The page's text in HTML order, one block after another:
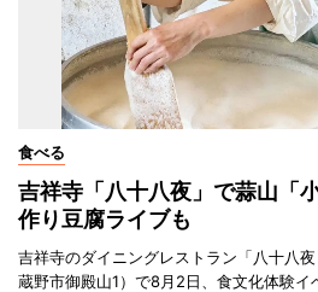
食べる
吉祥寺「八十八夜」で蒜山「
作り豆腐ライブも
吉祥寺のダイニングレストラン「八十八
蔵野市御殿山1）で8月2日、食文化体験イ